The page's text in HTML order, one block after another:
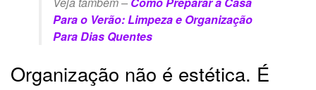
Para o Verão: Limpeza e Organização
Para Dias Quentes
Organização não é estética. É